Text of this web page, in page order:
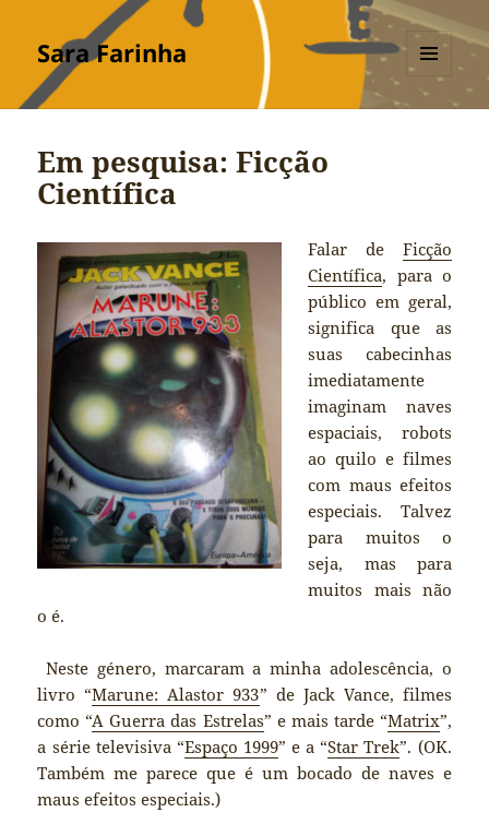
Sara Farinha
MENU
Em pesquisa: Ficção
Científica
Falar de Ficção
Científica, para o
público em geral,
significa que as
suas cabecinhas
imediatamente
imaginam naves
espaciais, robots
ao quilo e filmes
com maus efeitos
especiais. Talvez
para muitos o
seja, mas para
muitos mais não
o é.
Neste género, marcaram a minha adolescência, o
livro “Marune: Alastor 933” de Jack Vance, filmes
como “A Guerra das Estrelas” e mais tarde “Matrix”,
a série televisiva “Espaço 1999” e a “Star Trek”. (OK.
Também me parece que é um bocado de naves e
maus efeitos especiais.)